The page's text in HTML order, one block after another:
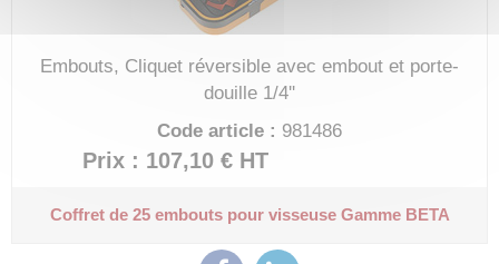
Embouts, Cliquet réversible avec embout et porte-
douille 1/4''
Code article : 981486
Prix : 107,10 € HT
Coffret de 25 embouts pour visseuseGamme BETA